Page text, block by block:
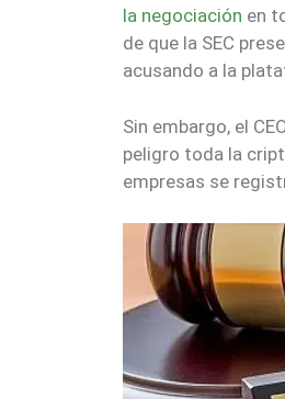
la negociación en
de que la SEC
acusando a la
Sin embargo, el
peligro toda la
empresas se